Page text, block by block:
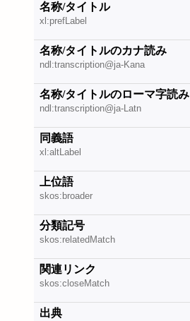
名称/タイトル
xl:prefLabel
名称/タイトルのカナ読み
ndl:transcription@ja-Kana
名称/タイトルのローマ字読み
ndl:transcription@ja-Latn
同義語
xl:altLabel
上位語
skos:broader
分類記号
skos:relatedMatch
関連リンク
skos:closeMatch
出典